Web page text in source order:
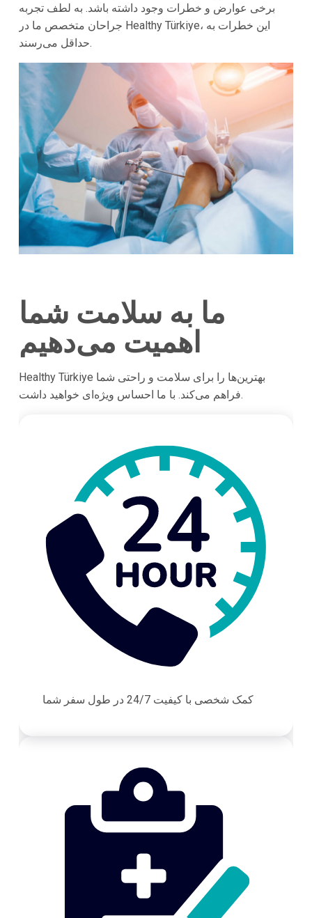
برخی عوارض و خطرات وجود داشته باشد. به لطف تجربه
جراحان متخصص ما در Healthy Türkiye، این خطرات به
حداقل می‌رسند.
ما به سلامت شما
اهمیت می‌دهیم
Healthy Türkiye بهترین‌ها را برای سلامت و راحتی شما
فراهم می‌کند. با ما احساس ویژه‌ای خواهید داشت.
کمک شخصی با کیفیت 24/7 در طول سفر شما